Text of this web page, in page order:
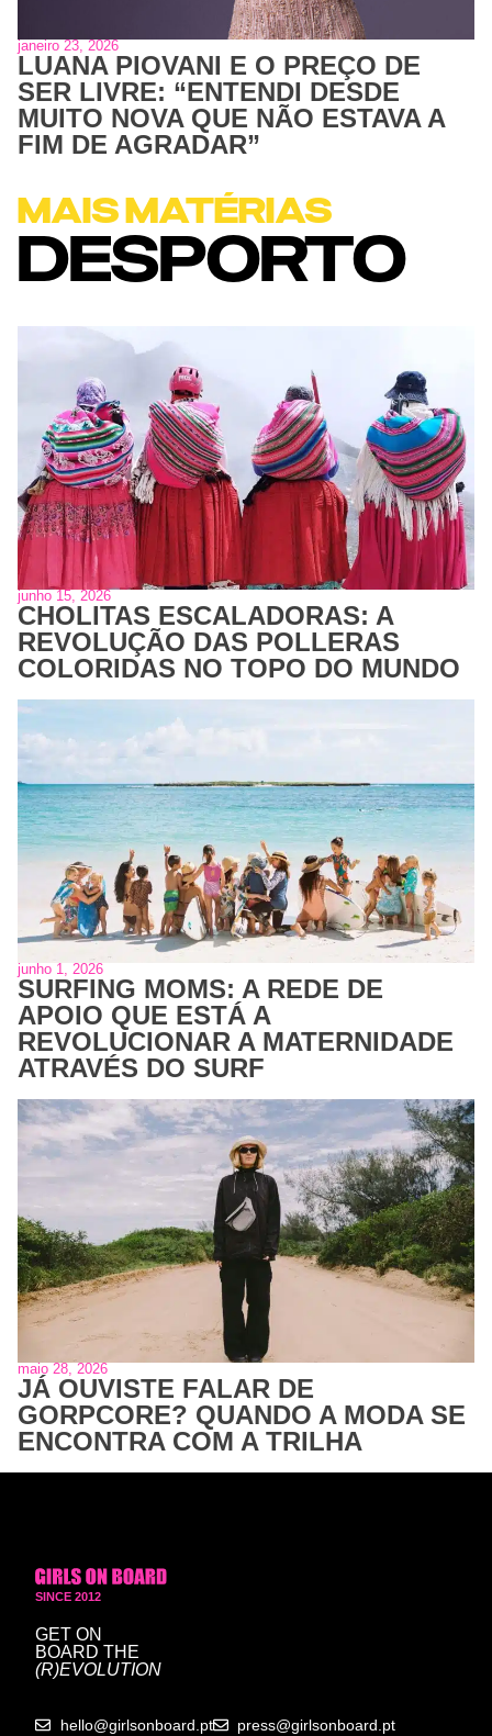
janeiro 23, 2026
LUANA PIOVANI E O PREÇO DE
SER LIVRE: “ENTENDI DESDE
MUITO NOVA QUE NÃO ESTAVA A
FIM DE AGRADAR”
MAIS MATÉRIAS
DESPORTO
junho 15, 2026
CHOLITAS ESCALADORAS: A
REVOLUÇÃO DAS POLLERAS
COLORIDAS NO TOPO DO MUNDO
junho 1, 2026
SURFING MOMS: A REDE DE
APOIO QUE ESTÁ A
REVOLUCIONAR A MATERNIDADE
ATRAVÉS DO SURF
maio 28, 2026
JÁ OUVISTE FALAR DE
GORPCORE? QUANDO A MODA SE
ENCONTRA COM A TRILHA
SINCE 2012
GET ON
BOARD THE
(R)EVOLUTION
hello@girlsonboard.pt press@girlsonboard.pt